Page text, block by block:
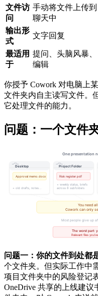
文件访
问
手动将文件上传到
聊天中
输出形
式
文字回复
最适用
于
提问、头脑风暴、
编辑
你授予 Cowork 对电脑上
文件夹内自主读写文件。
它处理文件的能力。
问题：一个文件
问题一：你的文件到处都
个文件夹。但实际工作
项目文件夹中的风险登记
OneDrive 共享的上线建